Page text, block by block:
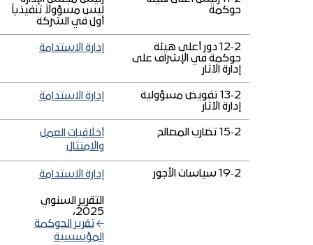
حوكمة
ليس مسؤولاً تنفيذياً
أول في الشركة
2‑12 دور أعلى هيئة
حوكمة في الإشراف على
إدارة الآثار
إدارة الاستدامة
2‑13 تفويض مسؤولية
إدارة الآثار
إدارة الاستدامة
2‑15 تضارب المصالح
أخلاقيات العمل
والامتثال
2‑19 سياسات الأجور
إدارة الاستدامة
التقرير السنوي
2025،
تقرير الحوكمة
المؤسسية